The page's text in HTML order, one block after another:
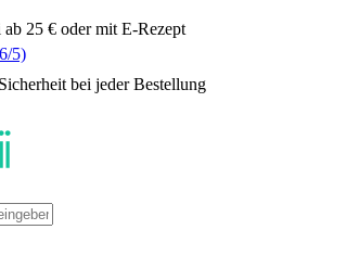
ab 25 € oder mit E-Rezept
/5)
bei jeder Bestellung